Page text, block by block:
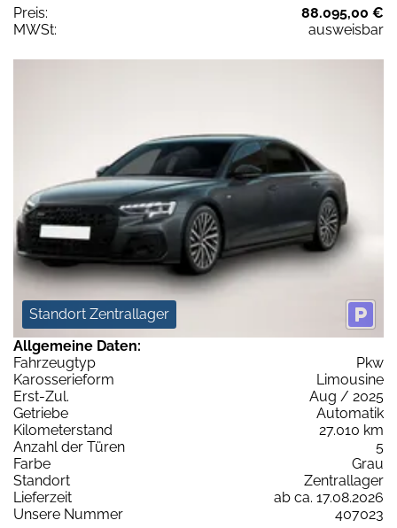
Preis:
88.095,00 €
MWSt:
ausweisbar
Standort Zentrallager
Allgemeine Daten:
Fahrzeugtyp
Pkw
Karosserieform
Limousine
Erst-Zul.
Aug / 2025
Getriebe
Automatik
Kilometerstand
27.010 km
Anzahl der Türen
5
Farbe
Grau
Standort
Zentrallager
Lieferzeit
ab ca. 17.08.2026
Unsere Nummer
407023